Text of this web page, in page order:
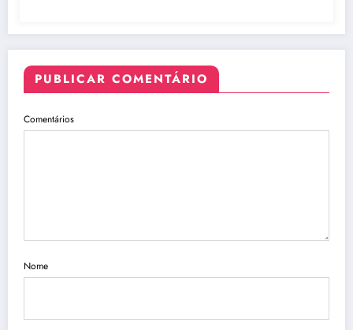
PUBLICAR COMENTÁRIO
Comentários
Nome